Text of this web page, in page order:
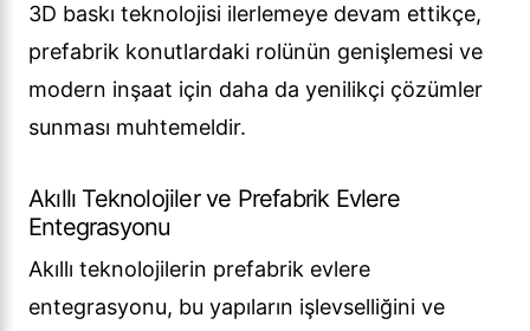
3D baskı teknolojisi ilerlemeye devam ettikçe,
prefabrik konutlardaki rolünün genişlemesi ve
modern inşaat için daha da yenilikçi çözümler
sunması muhtemeldir.
Akıllı Teknolojiler ve Prefabrik Evlere
Entegrasyonu
Akıllı teknolojilerin prefabrik evlere
entegrasyonu, bu yapıların işlevselliğini ve